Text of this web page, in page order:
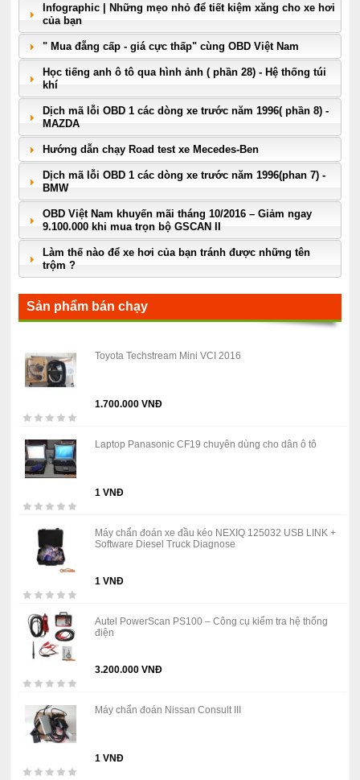
Infographic | Những mẹo nhỏ để tiết kiệm xăng cho xe hơi
của bạn
" Mua đẵng cấp - giá cực thấp" cùng OBD Việt Nam
Học tiếng anh ô tô qua hình ảnh ( phần 28) - Hệ thống túi
khí
Dịch mã lỗi OBD 1 các dòng xe trước năm 1996( phần 8) -
MAZDA
Hướng dẫn chạy Road test xe Mecedes-Ben
Dịch mã lỗi OBD 1 các dòng xe trước năm 1996(phan 7) -
BMW
OBD Việt Nam khuyến mãi tháng 10/2016 – Giảm ngay
9.100.000 khi mua trọn bộ GSCAN II
Làm thế nào để xe hơi của bạn tránh được những tên
trộm ?
Sản phẩm bán chạy
Toyota Techstream Mini VCI 2016
1.700.000 VNĐ
Laptop Panasonic CF19 chuyên dùng cho dân ô tô
1 VNĐ
Máy chẩn đoán xe đầu kéo NEXIQ 125032 USB LINK +
Software Diesel Truck Diagnose
1 VNĐ
Autel PowerScan PS100 – Công cụ kiểm tra hệ thống
điện
3.200.000 VNĐ
Máy chẩn đoán Nissan Consult III
1 VNĐ